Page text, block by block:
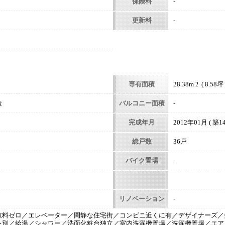
保険料 -
更新料 -
専有面積 28.38m 2( 8.58坪
バルコニー面積 -
完成年月 2012年01月 ( 築
総戸数 36戸
バイク置場 -
リノベーション -
ゼロ／エレベーター／閑静な住宅街／コンビニ近くに有／デザイナーズ